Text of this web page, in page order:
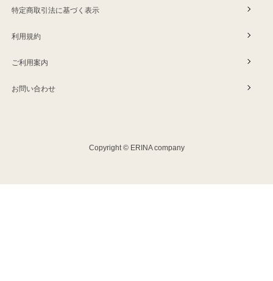
特定商取引法に基づく表示
利用規約
ご利用案内
お問い合わせ
Copyright © ERINA company